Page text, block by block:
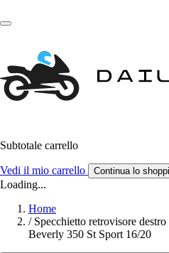
Subtotale carrello
Vedi il mio carrello Continua lo
Loading...
Home
/ Specchietto retrovisore
Beverly 350 St Sport 16/20